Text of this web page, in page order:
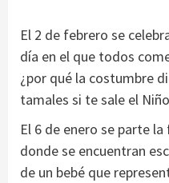
El 2 de febrero se
día en el que todos
¿por qué la costumbre
tamales si te sale el
El 6 de enero se parte
donde se encuentran
de un bebé que